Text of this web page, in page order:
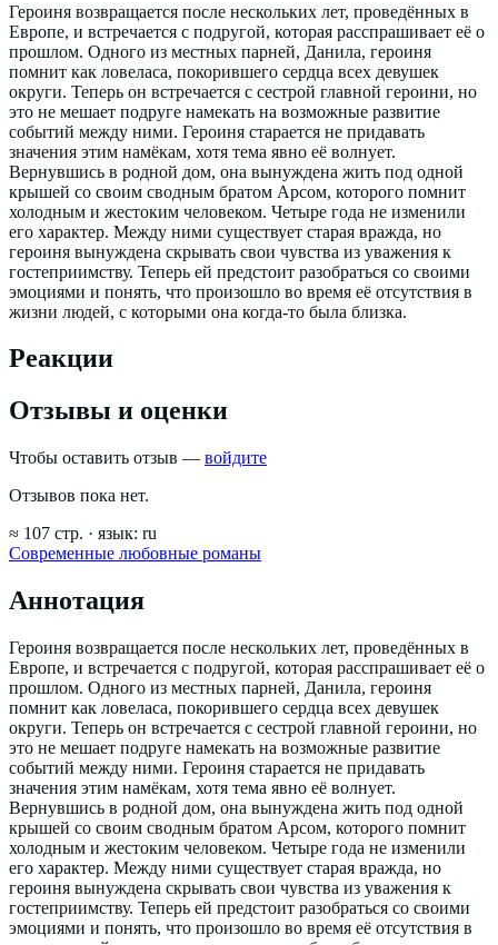
Героиня возвращается после нескольких лет, проведённых в
Европе, и встречается с подругой, которая расспрашивает её о
прошлом. Одного из местных парней, Данила, героиня
помнит как ловеласа, покорившего сердца всех девушек
округи. Теперь он встречается с сестрой главной героини, но
это не мешает подруге намекать на возможные развитие
событий между ними. Героиня старается не придавать
значения этим намёкам, хотя тема явно её волнует.
Вернувшись в родной дом, она вынуждена жить под одной
крышей со своим сводным братом Арсом, которого помнит
холодным и жестоким человеком. Четыре года не изменили
его характер. Между ними существует старая вражда, но
героиня вынуждена скрывать свои чувства из уважения к
гостеприимству. Теперь ей предстоит разобраться со своими
эмоциями и понять, что произошло во время её отсутствия в
жизни людей, с которыми она когда-то была близка.
Реакции
Отзывы и оценки
Чтобы оставить отзыв — войдите
Отзывов пока нет.
≈ 107 стр. · язык: ru
Современные любовные романы
Аннотация
Героиня возвращается после нескольких лет, проведённых в
Европе, и встречается с подругой, которая расспрашивает её о
прошлом. Одного из местных парней, Данила, героиня
помнит как ловеласа, покорившего сердца всех девушек
округи. Теперь он встречается с сестрой главной героини, но
это не мешает подруге намекать на возможные развитие
событий между ними. Героиня старается не придавать
значения этим намёкам, хотя тема явно её волнует.
Вернувшись в родной дом, она вынуждена жить под одной
крышей со своим сводным братом Арсом, которого помнит
холодным и жестоким человеком. Четыре года не изменили
его характер. Между ними существует старая вражда, но
героиня вынуждена скрывать свои чувства из уважения к
гостеприимству. Теперь ей предстоит разобраться со своими
эмоциями и понять, что произошло во время её отсутствия в